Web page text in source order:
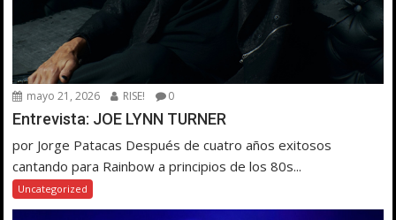
mayo 21, 2026 RISE! 0
Entrevista: JOE LYNN TURNER
por Jorge Patacas Después de cuatro años exitosos
cantando para Rainbow a principios de los 80s...
Uncategorized